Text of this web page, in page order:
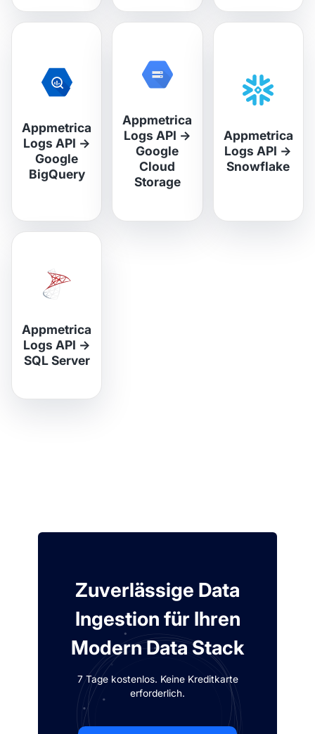
Appmetrica
Logs API →
Google
BigQuery
Appmetrica
Logs API →
Google
Cloud
Storage
Appmetrica
Logs API →
Snowflake
Appmetrica
Logs API →
SQL Server
Zuverlässige Data
Ingestion für Ihren
Modern Data Stack
7 Tage kostenlos. Keine Kreditkarte
erforderlich.